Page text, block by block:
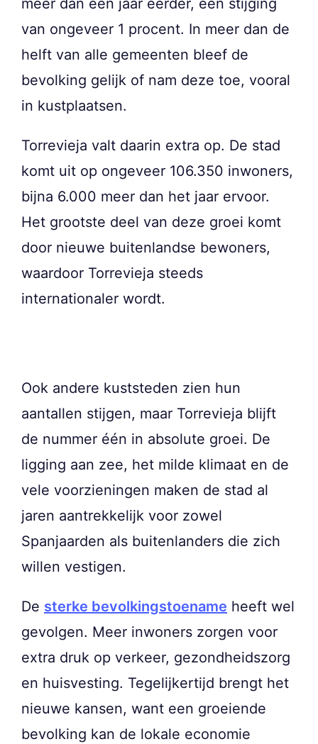
meer dan een jaar eerder, een stijging
van ongeveer 1 procent. In meer dan de
helft van alle gemeenten bleef de
bevolking gelijk of nam deze toe, vooral
in kustplaatsen.
Torrevieja valt daarin extra op. De stad
komt uit op ongeveer 106.350 inwoners,
bijna 6.000 meer dan het jaar ervoor.
Het grootste deel van deze groei komt
door nieuwe buitenlandse bewoners,
waardoor Torrevieja steeds
internationaler wordt.
Ook andere kuststeden zien hun
aantallen stijgen, maar Torrevieja blijft
de nummer één in absolute groei. De
ligging aan zee, het milde klimaat en de
vele voorzieningen maken de stad al
jaren aantrekkelijk voor zowel
Spanjaarden als buitenlanders die zich
willen vestigen.
De sterke bevolkingstoename heeft wel
gevolgen. Meer inwoners zorgen voor
extra druk op verkeer, gezondheidszorg
en huisvesting. Tegelijkertijd brengt het
nieuwe kansen, want een groeiende
bevolking kan de lokale economie